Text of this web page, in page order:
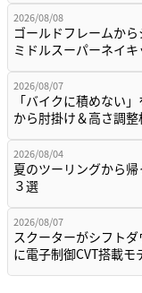
2026/08/08
ゴールドフレームか
ミドルスーパーネイ
2026/08/07
「バイクに積めない
から肘掛け＆高さ調
2026/08/04
夏のツーリングから
３選
2026/08/07
スクーターがシフト
に電子制御CVT搭載